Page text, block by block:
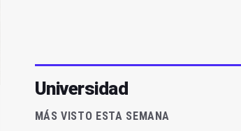
Universidad
MÁS VISTO ESTA SEMANA